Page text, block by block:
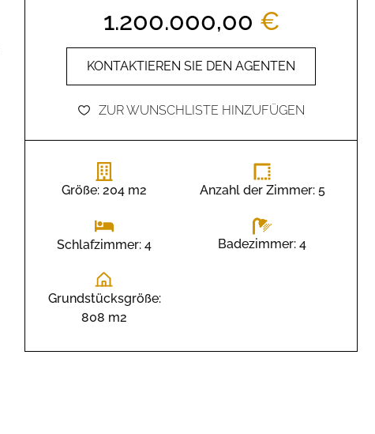
1.200.000,00 €
KONTAKTIEREN SIE DEN AGENTEN
ZUR WUNSCHLISTE HINZUFÜGEN
Größe: 204 m2 Anzahl der Zimmer: 5
Schlafzimmer: 4 Badezimmer: 4
Grundstücksgröße:
808 m2